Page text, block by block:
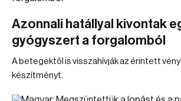
Azonnali hatállyal kivontak
gyógyszert a forgalomból
A betegektől is visszahívják az érintett vény
készítményt.